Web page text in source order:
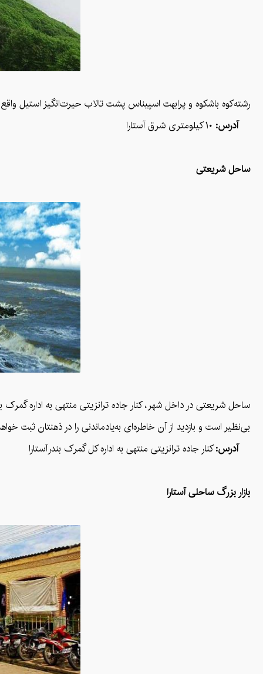
رشته‌کوه باشکوه و پرابهت اسپیناس پشت تالاب حیرت‌انگیز استیل
آدرس: ۱۰ کیلومتری شرق آستارا
ساحل شریعتی
ساحل شریعتی در داخل شهر، کنار جاده ترانزیتی منتهی به اداره
بی‌نظیر است و بازدید از آن خاطره‌ای به‌یادماندنی را در ذهنتان ثبت
آدرس:کنار جاده ترانزیتی منتهی به اداره کل گمرک بندرآستارا
بازار بزرگ ساحلی آستارا